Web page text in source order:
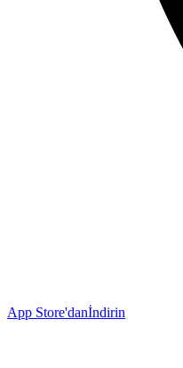
App Store'danİndirin